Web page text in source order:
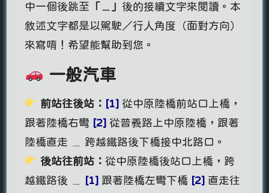
中一個後跳至 「﹍」 後的接續文字來閱讀。本
敘述文字都是以駕駛／行人角度（面對方向）
來寫唷！希望能幫助到您。
一般汽車
前站往後站： [1] 從中原陸橋前站口上橋，
跟著陸橋右彎 [2] 從普義路上中原陸橋，跟著
陸橋直走 ﹍ 跨越鐵路後下橋接中北路口。
後站往前站： 從中原陸橋後站口上橋，跨
越鐵路後 ﹍
[1] 跟著陸橋左彎下橋 [2] 直走往